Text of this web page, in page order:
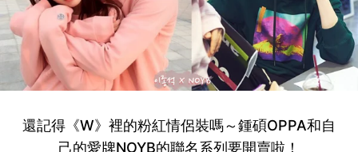
還記得《W》裡的粉紅情侶裝嗎～鍾碩OPPA和自
己的愛牌NOYB的聯名系列要開賣啦！